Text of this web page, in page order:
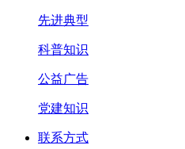
先进典型
科普知识
公益广告
党建知识
联系方式